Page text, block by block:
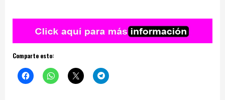
Comparte esto: